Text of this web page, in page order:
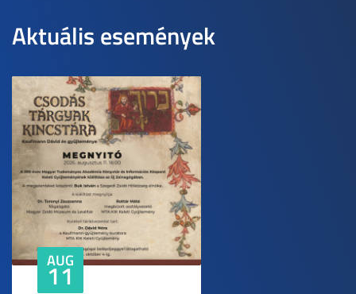
Aktuális események
AUG
11